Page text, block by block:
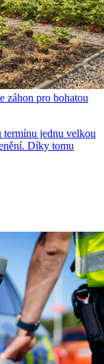
záhon pro bohatou
jednu velkou
Díky tomu